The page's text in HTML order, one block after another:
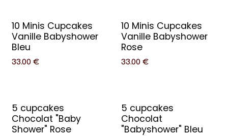
10 Minis Cupcakes
Vanille Babyshower
Bleu
33.00 €
10 Minis Cupcakes
Vanille Babyshower
Rose
33.00€
5 cupcakes
Chocolat "Baby
Shower" Rose
5 cupcakes
Chocolat
"Babyshower" Bleu